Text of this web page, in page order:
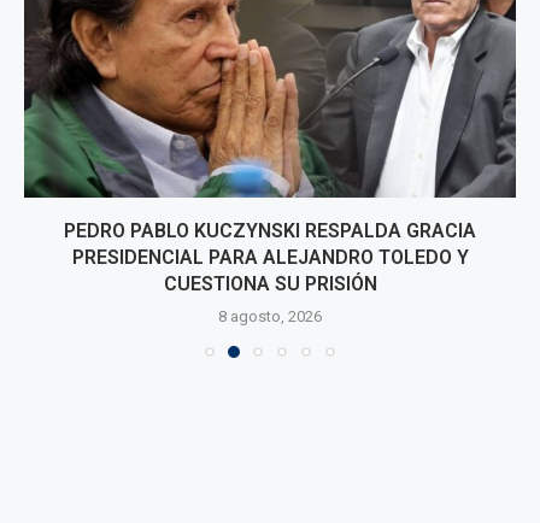
PEDRO PABLO KUCZYNSKI RESPALDA GRACIA
PRESIDENCIAL PARA ALEJANDRO TOLEDO Y
CUESTIONA SU PRISIÓN
8 agosto, 2026